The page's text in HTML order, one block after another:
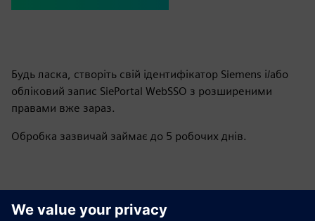
Будь ласка, створіть свій ідентифікатор Siemens і/або
обліковий запис SiePortal WebSSO з розширеними
правами вже зараз.
Обробка зазвичай займає до 5 робочих днів.